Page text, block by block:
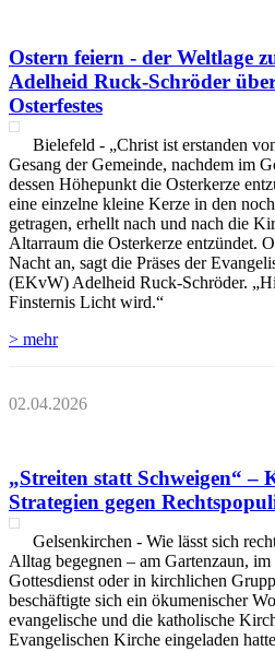
Ostern feiern - der Weltlage
Adelheid Ruck-Schröder
Osterfestes
Bielefeld - „Christ ist erstanden
Gesang der Gemeinde, nachdem im
dessen Höhepunkt die Osterkerze
eine einzelne kleine Kerze in den
getragen, erhellt nach und nach die
Altarraum die Osterkerze entzündet.
Nacht an, sagt die Präses der
(EKvW) Adelheid Ruck-Schröder.
Finsternis Licht wird.“
> mehr
02.04.2026
„Streiten statt Schweigen“ –
Strategien gegen
Gelsenkirchen - Wie lässt sich
Alltag begegnen – am Gartenzaun,
Gottesdienst oder in kirchlichen
beschäftigte sich ein ökumenischer
evangelische und die katholische
Evangelischen Kirche eingeladen